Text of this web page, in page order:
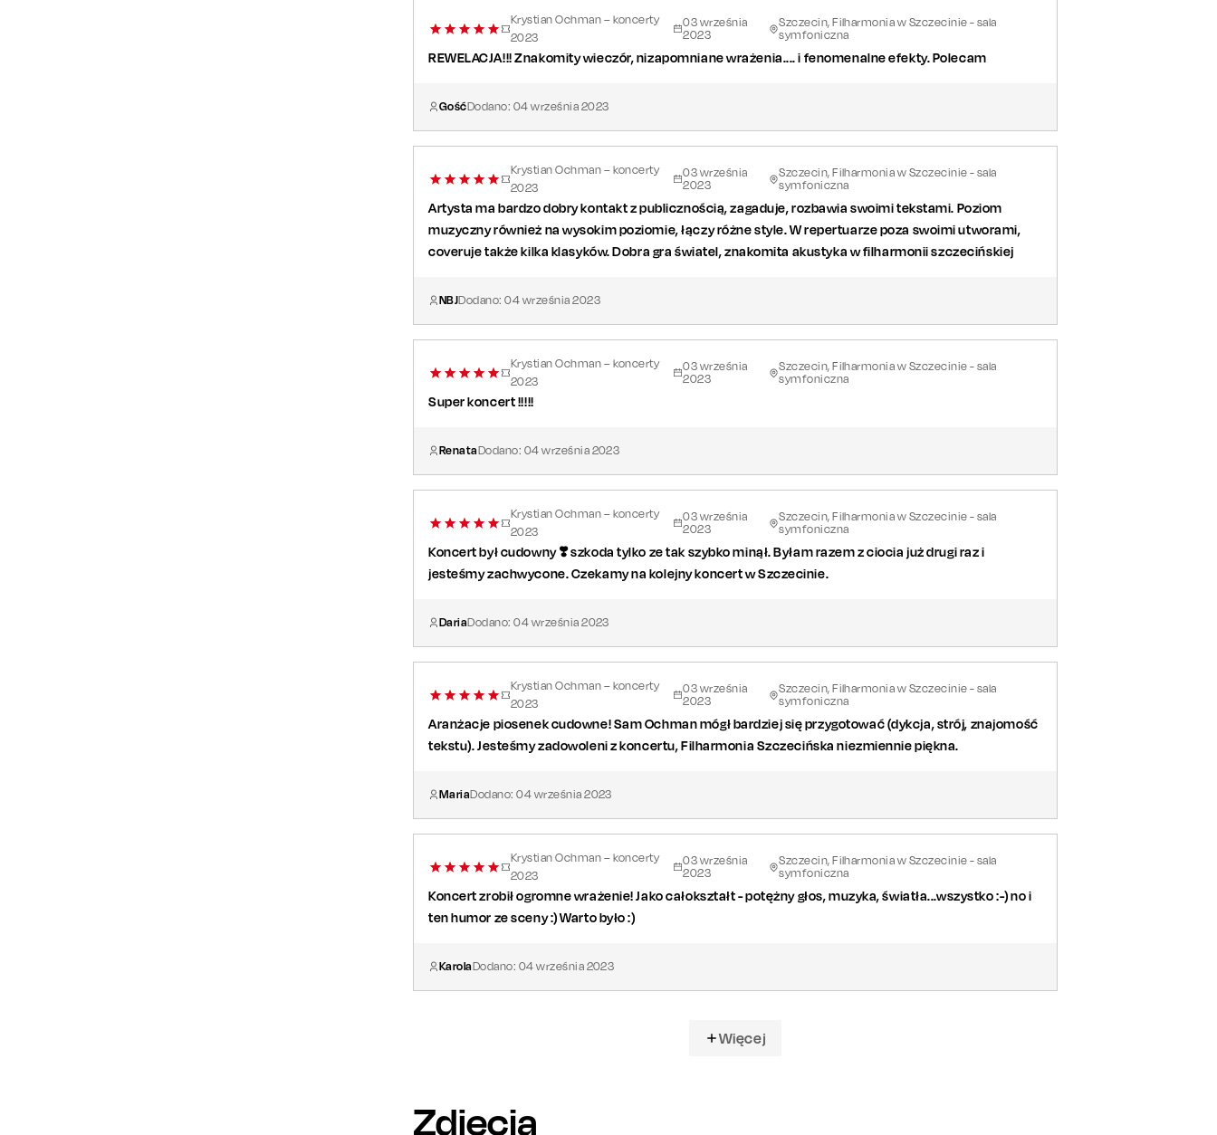
Krystian Ochman – koncerty
2023
03 września
2023
Szczecin, Filharmonia w Szczecinie - sala
symfoniczna
REWELACJA!!! Znakomity wieczór, nizapomniane wrażenia.... i fenomenalne efekty. Polecam
GośćDodano: 04 września 2023
Krystian Ochman – koncerty
2023
03 września
2023
Szczecin, Filharmonia w Szczecinie - sala
symfoniczna
Artysta ma bardzo dobry kontakt z publicznością, zagaduje, rozbawia swoimi tekstami. Poziom
muzyczny również na wysokim poziomie, łączy różne style. W repertuarze poza swoimi utworami,
coveruje także kilka klasyków. Dobra gra światel, znakomita akustyka w filharmonii szczecińskiej
NBJDodano:04 września 2023
Krystian Ochman – koncerty
2023
03 września
2023
Szczecin, Filharmonia w Szczecinie - sala
symfoniczna
Super koncert !!!!!
RenataDodano: 04 września 2023
Krystian Ochman – koncerty
2023
03 września
2023
Szczecin, Filharmonia w Szczecinie - sala
symfoniczna
Koncert był cudowny ❣️ szkoda tylko ze tak szybko minął. Byłam razem z ciocia już drugi raz i
jesteśmy zachwycone. Czekamy na kolejny koncert w Szczecinie.
DariaDodano:04 września 2023
Krystian Ochman – koncerty
2023
03 września
2023
Szczecin, Filharmonia w Szczecinie - sala
symfoniczna
Aranżacje piosenek cudowne! Sam Ochman mógł bardziej się przygotować (dykcja, strój, znajomość
tekstu). Jesteśmy zadowoleni z koncertu, Filharmonia Szczecińska niezmiennie piękna.
MariaDodano:04 września 2023
Krystian Ochman – koncerty
2023
03 września
2023
Szczecin, Filharmonia w Szczecinie - sala
symfoniczna
Koncert zrobił ogromne wrażenie! Jako całokształt - potężny głos, muzyka, światła...wszystko :-) no i
ten humor ze sceny :) Warto było :)
KarolaDodano: 04 września 2023
Więcej
Zdjęcia